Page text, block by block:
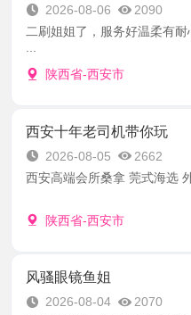
2026-08-06
2090
二刷姐姐了，服务好温柔有
陕西省-西安市
西安十年老司机带你玩
2026-08-05
2662
西安高端会所桑拿 莞式海选
陕西省-西安市
风骚眼镜鱼姐
2026-08-04
2070